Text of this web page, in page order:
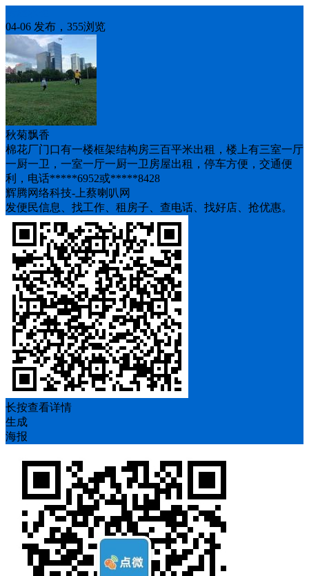
04-06 发布，355浏览
秋菊飘香
棉花厂门口有一楼框架结构房三百平米出租，楼上有三室一厅
一厨一卫，一室一厅一厨一卫房屋出租，停车方便，交通便
利，电话*****6952或*****8428
辉腾网络科技-上蔡喇叭网
发便民信息、找工作、租房子、查电话、找好店、抢优惠。
长按查看详情
生成
海报